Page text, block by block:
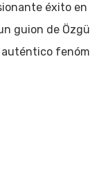
éxito en
guion de